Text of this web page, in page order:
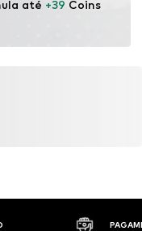
até +39 Coins